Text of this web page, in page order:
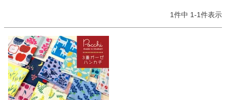
1件中 1-1件表示